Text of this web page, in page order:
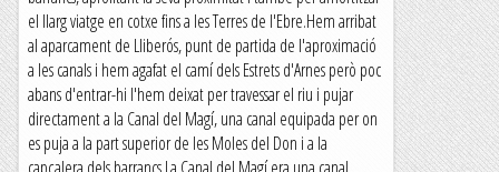
el llarg viatge en cotxe fins a les Terres de l'Ebre.Hem arribat
al aparcament de Lliberós, punt de partida de l'aproximació
a les canals i hem agafat el camí dels Estrets d'Arnes però poc
abans d'entrar-hi l'hem deixat per travessar el riu i pujar
directament a la Canal del Magí, una canal equipada per on
es puja a la part superior de les Moles del Don i a la